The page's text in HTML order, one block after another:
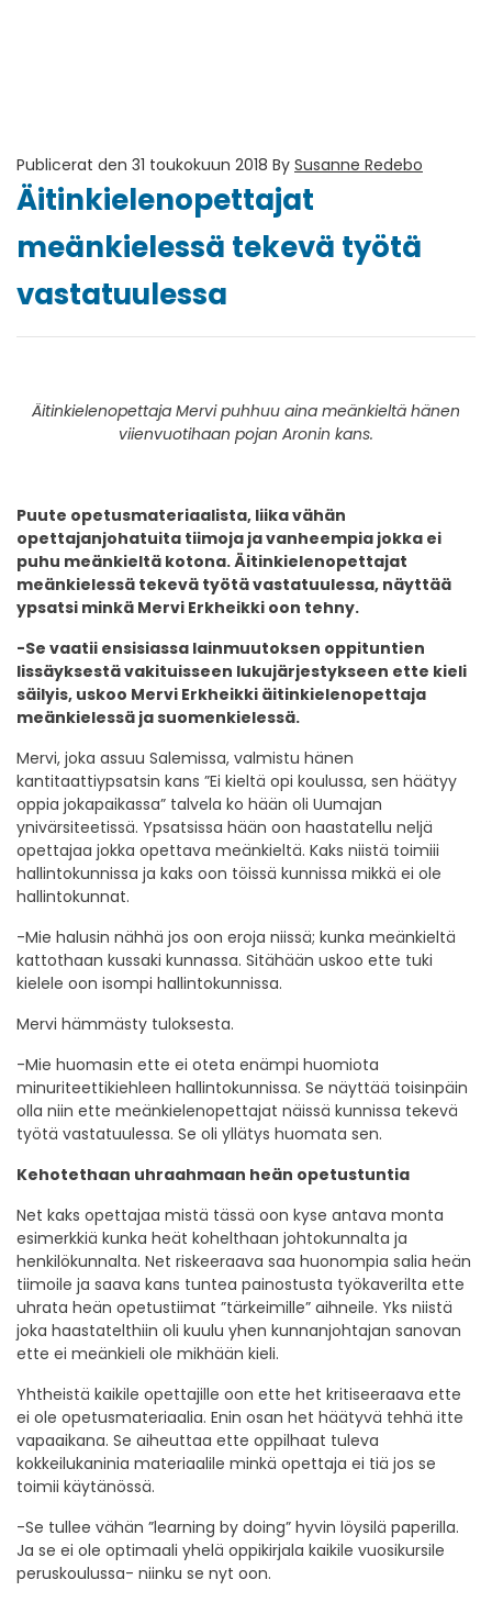
Publicerat den 31 toukokuun 2018 By Susanne Redebo
Äitinkielenopettajat
meänkielessä tekevä työtä
vastatuulessa
Äitinkielenopettaja Mervi puhhuu aina meänkieltä hänen
viienvuotihaan pojan Aronin kans.
Puute opetusmateriaalista, liika vähän
opettajanjohatuita tiimoja ja vanheempia jokka ei
puhu meänkieltä kotona. Äitinkielenopettajat
meänkielessä tekevä työtä vastatuulessa, näyttää
ypsatsi minkä Mervi Erkheikki oon tehny.
-Se vaatii ensisiassa lainmuutoksen oppituntien
lissäyksestä vakituisseen lukujärjestykseen ette kieli
säilyis, uskoo Mervi Erkheikki äitinkielenopettaja
meänkielessä ja suomenkielessä.
Mervi, joka assuu Salemissa, valmistu hänen
kantitaattiypsatsin kans ”Ei kieltä opi koulussa, sen häätyy
oppia jokapaikassa” talvela ko hään oli Uumajan
ynivärsiteetissä. Ypsatsissa hään oon haastatellu neljä
opettajaa jokka opettava meänkieltä. Kaks niistä toimiii
hallintokunnissa ja kaks oon töissä kunnissa mikkä ei ole
hallintokunnat.
-Mie halusin nähhä jos oon eroja niissä; kunka meänkieltä
kattothaan kussaki kunnassa. Sitähään uskoo ette tuki
kielele oon isompi hallintokunnissa.
Mervi hämmästy tuloksesta.
-Mie huomasin ette ei oteta enämpi huomiota
minuriteettikiehleen hallintokunnissa. Se näyttää toisinpäin
olla niin ette meänkielenopettajat näissä kunnissa tekevä
työtä vastatuulessa. Se oli yllätys huomata sen.
Kehotethaan uhraahmaan heän opetustuntia
Net kaks opettajaa mistä tässä oon kyse antava monta
esimerkkiä kunka heät kohelthaan johtokunnalta ja
henkilökunnalta. Net riskeeraava saa huonompia salia heän
tiimoile ja saava kans tuntea painostusta työkaverilta ette
uhrata heän opetustiimat ”tärkeimille” aihneile. Yks niistä
joka haastatelthiin oli kuulu yhen kunnanjohtajan sanovan
ette ei meänkieli ole mikhään kieli.
Yhtheistä kaikile opettajille oon ette het kritiseeraava ette
ei ole opetusmateriaalia. Enin osan het häätyvä tehhä itte
vapaaikana. Se aiheuttaa ette oppilhaat tuleva
kokkeilukaninia materiaalile minkä opettaja ei tiä jos se
toimii käytänössä.
-Se tullee vähän ”learning by doing” hyvin löysilä paperilla.
Ja se ei ole optimaali yhelä oppikirjala kaikile vuosikursile
peruskoulussa- niinku se nyt oon.